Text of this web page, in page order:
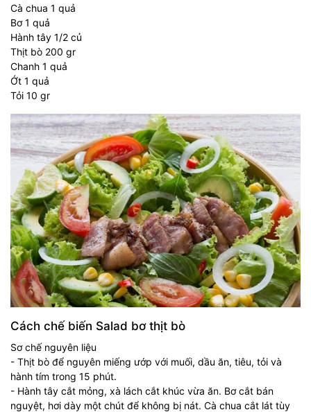
Cà chua 1 quả
Bơ 1 quả
Hành tây 1/2 củ
Thịt bò 200 gr
Chanh 1 quả
Ớt 1 quả
Tỏi 10 gr
Cách chế biến Salad bơ thịt bò
Sơ chế nguyên liệu
- Thịt bò để nguyên miếng ướp với muối, dầu ăn, tiêu, tỏi và
hành tím trong 15 phút.
- Hành tây cắt mỏng, xà lách cắt khúc vừa ăn. Bơ cắt bán
nguyệt, hơi dày một chút để không bị nát. Cà chua cắt lát tùy